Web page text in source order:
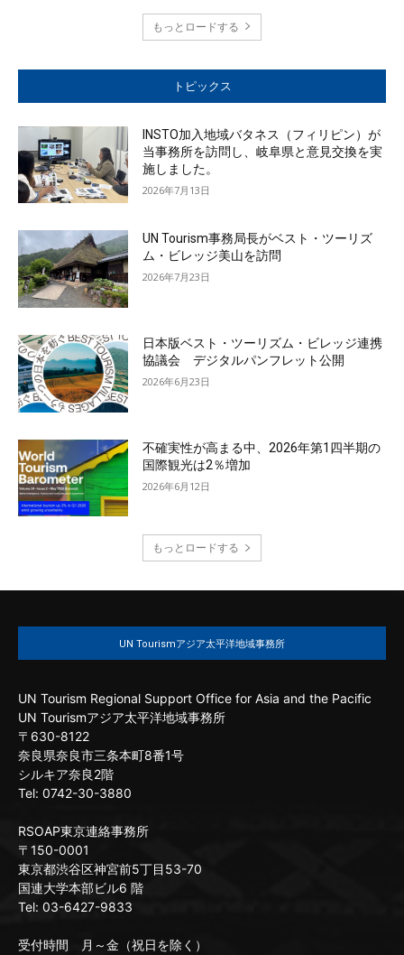
もっとロードする
トピックス
INSTO加入地域バタネス（フィリピン）が
当事務所を訪問し、岐阜県と意見交換を実
施しました。
2026年7月13日
UN Tourism事務局長がベスト・ツーリズ
ム・ビレッジ美山を訪問
2026年7月23日
日本版ベスト・ツーリズム・ビレッジ連携
協議会 デジタルパンフレット公開
2026年6月23日
不確実性が高まる中、2026年第1四半期の
国際観光は2％増加
2026年6月12日
もっとロードする
UN Tourismアジア太平洋地域事務所
UN Tourism Regional Support Office for Asia and the Pacific
UN Tourismアジア太平洋地域事務所
〒630-8122
奈良県奈良市三条本町8番1号
シルキア奈良2階
Tel: 0742-30-3880
RSOAP東京連絡事務所
〒150-0001
東京都渋谷区神宮前5丁目53-70
国連大学本部ビル6 階
Tel: 03-6427-9833
受付時間 月～金（祝日を除く）